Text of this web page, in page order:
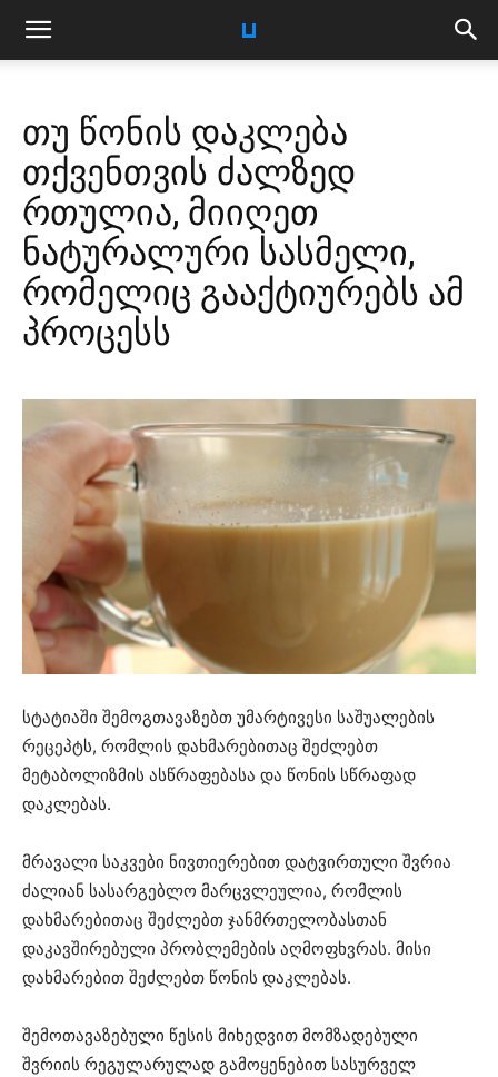
თუ წონის დაკლება
თქვენთვის ძალზედ
რთულია, მიიღეთ
ნატურალური სასმელი,
რომელიც გააქტიურებს ამ
პროცესს
სტატიაში შემოგთავაზებთ უმარტივესი საშუალების
რეცეპტს, რომლის დახმარებითაც შეძლებთ
მეტაბოლიზმის ასწრაფებასა და წონის სწრაფად
დაკლებას.
მრავალი საკვები ნივთიერებით დატვირთული შვრია
ძალიან სასარგებლო მარცვლეულია, რომლის
დახმარებითაც შეძლებთ ჯანმრთელობასთან
დაკავშირებული პრობლემების აღმოფხვრას. მისი
დახმარებით შეძლებთ წონის დაკლებას.
შემოთავაზებული წესის მიხედვით მომზადებული
შვრიის რეგულარულად გამოყენებით სასურველ